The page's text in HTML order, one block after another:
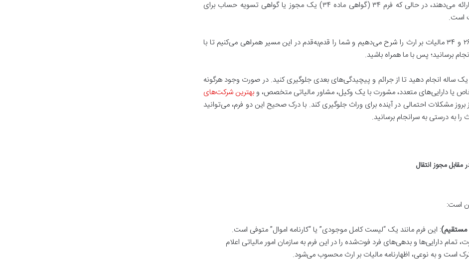
است که وراث برای تشکیل پرونده مالیاتی ارائه می‌دهند، در حالی که فرم ۳۴ (گواهی ماده ۳۴) یک مجوز یا گواهی تسویه حساب برای
است.
ما در ادامه این مقاله به زبان ساده فرق فرم ۲۶ و ۳۴ مالیات بر ارث را شرح می‌دهیم و شما را قدم‌به‌قدم در این مسیر همراهی می‌کنیم تا با
برسانید؛ پس با ما همراه باشید.
ساله انجام دهید تا از جرائم و پیچیدگی‌های بعدی جلوگیری کنید. در صورت وجود هرگونه
خاص یا دارایی‌های متعدد، مشورت با یک وکیل، مشاور مالیاتی متخصص، وبهترین شرکت‌های
بروز مشکلات احتمالی در آینده برای وراث جلوگیری کند. با درک صحیح این دو فرم، می‌توانید
را به درستی به سرانجام برسانید.
است:
: این فرم مانند یک “لیست کامل موجودی” یا “کارنامه اموال” متوفی است.
دارایی‌ها و بدهی‌های فرد فوت‌شده را در این فرم به سازمان امور مالیاتی اعلام
است و به نوعی، اظهارنامه مالیات بر ارث محسوب می‌شود.